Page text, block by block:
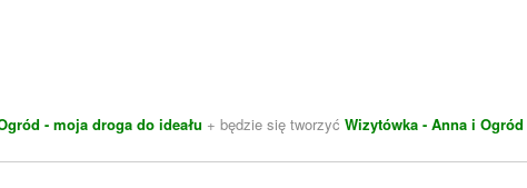
- moja droga do ideału + będzie się tworzyć Wizytówka - Anna i Ogród